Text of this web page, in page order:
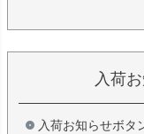
入荷
入荷お知らせボタ